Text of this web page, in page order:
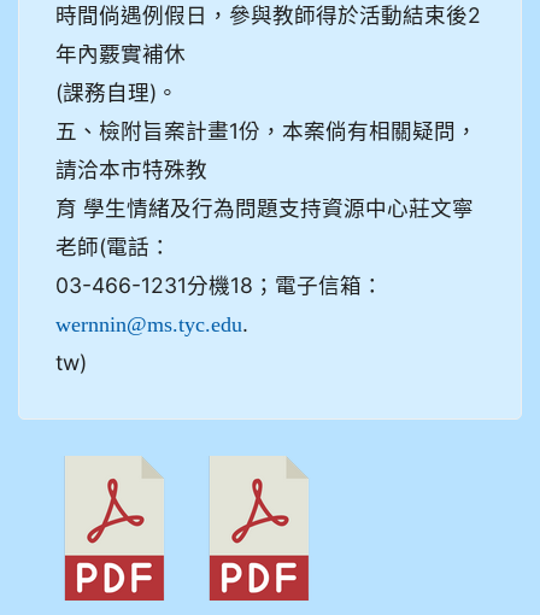
時間倘遇例假日，參與教師得於活動結束後2
年內覈實補休
(課務自理)。
五、檢附旨案計畫1份，本案倘有相關疑問，
請洽本市特殊教
育 學生情緒及行為問題支持資源中心莊文寧
老師(電話：
03-466-1231分機18；電子信箱：
wernnin@ms.tyc.edu.
tw)